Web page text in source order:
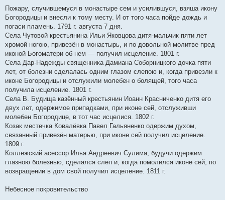
Пожару, случившемуся в монастыре сем и усилившуся, взяша икону
Богородицы и внесли к тому месту. И от того часа пойде дождь и
погаси пламень. 1791 г. августа 7 дня.
Села Чутовой крестьянина Ильи Яковцова дитя-мальчик пяти лет
хромой ногою, привезён в монастырь, и по довольной молитве пред
иконой Богоматери об нем — получил исцеление. 1801 г.
Села Дар-Надежды священника Дамиана Соборницкого дочка пяти
лет, от болезни сделалась одним глазом слепою и, когда привезли к
иконе Богородицы и отслужили молебен о болящей, того часа
получила исцеление. 1801 г.
Села В. Будища казённый крестьянин Иоанн Красниченко дитя его
двух лет, одержимое припадками, при иконе сей, отслуживши
молебен Богородице, в тот час исцелися. 1802 г.
Козак местечка Ковалёвка Павел Гальяненко одержим духом,
связанный привезён матерью, при иконе сей получил исцеление.
1809 г.
Коллежский асессор Илья Андреевич Сулима, будучи одержим
глазною болезнью, сделался слеп и, когда помолился иконе сей, по
возвращении в дом свой получил исцеление. 1811 г.
Небесное покровительство